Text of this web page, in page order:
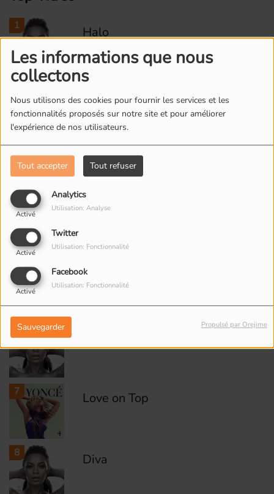
Les informations que nous
collectons
Nous utilisons des cookies pour fournir les services et les
fonctionnalités proposés sur notre site et pour améliorer
l'expérience de nos utilisateurs.
Tout accepter Tout refuser
Analytics
Activé
Utilisation: Analyse
Twitter
Activé
Utilisation: Fonctionnalité
Facebook
Activé
Utilisation: Fonctionnalité
Sauvegarder Propulsé par Orejime
1 Halo
2 Crazy in Love (feat. JAY-Z)
3
Single Ladies (Put a Ring
on It)
4 Irreplaceable
5 Sweet Dreams
6
7 Love on Top
8 Diva